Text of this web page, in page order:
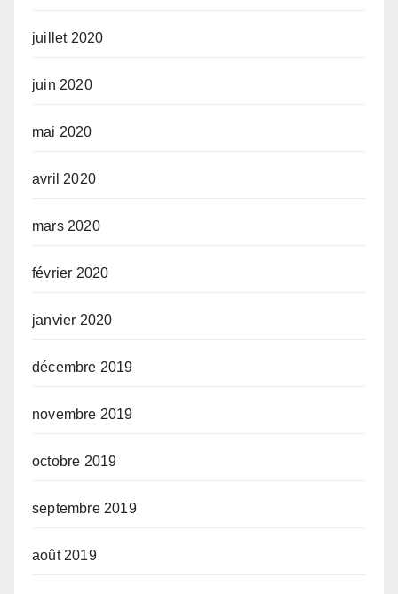
juillet 2020
juin 2020
mai 2020
avril 2020
mars 2020
février 2020
janvier 2020
décembre 2019
novembre 2019
octobre 2019
septembre 2019
août 2019